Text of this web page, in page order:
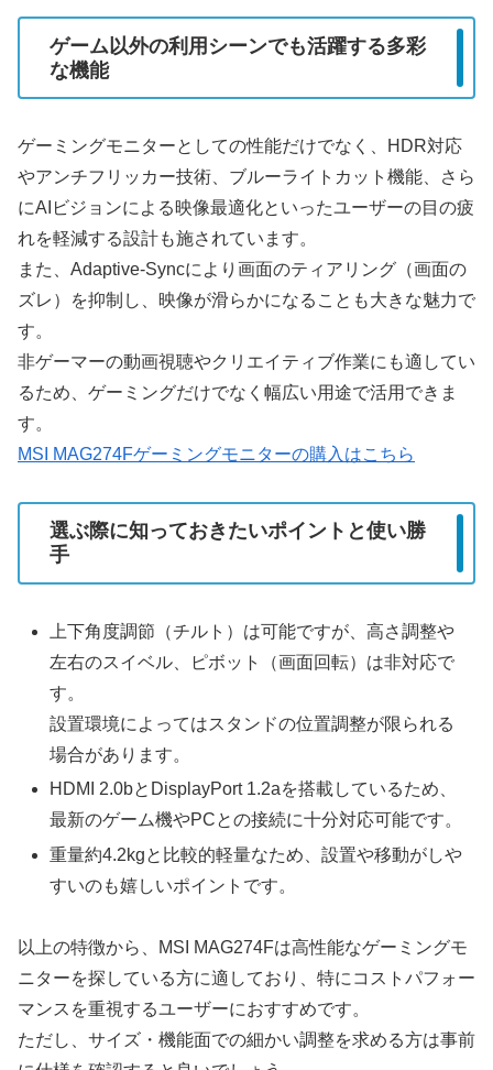
ゲーム以外の利用シーンでも活躍する多彩
な機能
ゲーミングモニターとしての性能だけでなく、HDR対応
やアンチフリッカー技術、ブルーライトカット機能、さら
にAIビジョンによる映像最適化といったユーザーの目の疲
れを軽減する設計も施されています。
また、Adaptive-Syncにより画面のティアリング（画面の
ズレ）を抑制し、映像が滑らかになることも大きな魅力で
す。
非ゲーマーの動画視聴やクリエイティブ作業にも適してい
るため、ゲーミングだけでなく幅広い用途で活用できま
す。
MSI MAG274Fゲーミングモニターの購入はこちら
選ぶ際に知っておきたいポイントと使い勝
手
上下角度調節（チルト）は可能ですが、高さ調整や
左右のスイベル、ピボット（画面回転）は非対応で
す。
設置環境によってはスタンドの位置調整が限られる
場合があります。
HDMI 2.0bとDisplayPort 1.2aを搭載しているため、
最新のゲーム機やPCとの接続に十分対応可能です。
重量約4.2kgと比較的軽量なため、設置や移動がしや
すいのも嬉しいポイントです。
以上の特徴から、MSI MAG274Fは高性能なゲーミングモ
ニターを探している方に適しており、特にコストパフォー
マンスを重視するユーザーにおすすめです。
ただし、サイズ・機能面での細かい調整を求める方は事前